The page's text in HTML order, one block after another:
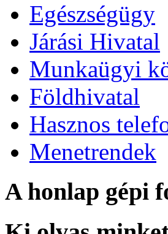
Egészségügy
Járási Hivatal
Munkaügyi
Földhivatal
Hasznos
Menetrendek
A honlap gépi